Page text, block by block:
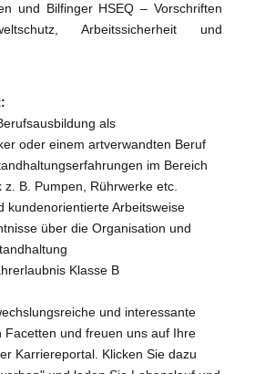
und Bilfinger HSEQ – Vorschriften
Arbeitssicherheit und
als
oder einem artverwandten Beruf
im Bereich
B. Pumpen, Rührwerke etc.
kundenorientierte Arbeitsweise
über die Organisation und
Klasse B
und interessante
Facetten und freuen uns auf Ihre
Karriereportal. Klicken Sie dazu